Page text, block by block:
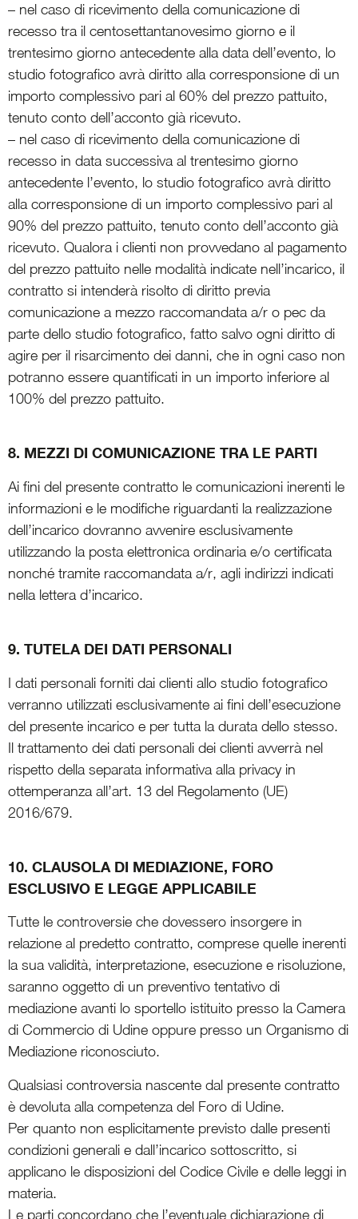
– nel caso di ricevimento della comunicazione di
recesso tra il centosettantanovesimo giorno e il
trentesimo giorno antecedente alla data dell’evento, lo
studio fotografico avrà diritto alla corresponsione di un
importo complessivo pari al 60% del prezzo pattuito,
tenuto conto dell’acconto già ricevuto.
– nel caso di ricevimento della comunicazione di
recesso in data successiva al trentesimo giorno
antecedente l’evento, lo studio fotografico avrà diritto
alla corresponsione di un importo complessivo pari al
90% del prezzo pattuito, tenuto conto dell’acconto già
ricevuto. Qualora i clienti non provvedano al pagamento
del prezzo pattuito nelle modalità indicate nell’incarico, il
contratto si intenderà risolto di diritto previa
comunicazione a mezzo raccomandata a/r o pec da
parte dello studio fotografico, fatto salvo ogni diritto di
agire per il risarcimento dei danni, che in ogni caso non
potranno essere quantificati in un importo inferiore al
100% del prezzo pattuito.
8. MEZZI DI COMUNICAZIONE TRA LE PARTI
Ai fini del presente contratto le comunicazioni inerenti le
informazioni e le modifiche riguardanti la realizzazione
dell’incarico dovranno avvenire esclusivamente
utilizzando la posta elettronica ordinaria e/o certificata
nonché tramite raccomandata a/r, agli indirizzi indicati
nella lettera d’incarico.
9. TUTELA DEI DATI PERSONALI
I dati personali forniti dai clienti allo studio fotografico
verranno utilizzati esclusivamente ai fini dell’esecuzione
del presente incarico e per tutta la durata dello stesso.
Il trattamento dei dati personali dei clienti avverrà nel
rispetto della separata informativa alla privacy in
ottemperanza all’art. 13 del Regolamento (UE)
2016/679.
10. CLAUSOLA DI MEDIAZIONE, FORO
ESCLUSIVO E LEGGE APPLICABILE
Tutte le controversie che dovessero insorgere in
relazione al predetto contratto, comprese quelle inerenti
la sua validità, interpretazione, esecuzione e risoluzione,
saranno oggetto di un preventivo tentativo di
mediazione avanti lo sportello istituito presso la Camera
di Commercio di Udine oppure presso un Organismo di
Mediazione riconosciuto.
Qualsiasi controversia nascente dal presente contratto
è devoluta alla competenza del Foro di Udine.
Per quanto non esplicitamente previsto dalle presenti
condizioni generali e dall’incarico sottoscritto, si
applicano le disposizioni del Codice Civile e delle leggi in
materia.
Le parti concordano che l’eventuale dichiarazione di